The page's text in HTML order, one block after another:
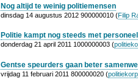
Nog altijd te weinig politiemensen
dinsdag 14 augustus 2012 900000010 (Filip
Politie kampt nog steeds met
donderdag 21 april 2011 1000000003 (
Gentse speurders gaan beter
vrijdag 11 februari 2011 800000020 (